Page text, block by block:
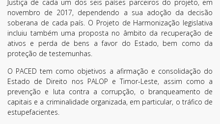
Justiça de cada um dos seis países parceiros do projeto, em
novembro de 2017, dependendo a sua adoção da decisão
soberana de cada país. O Projeto de Harmonização legislativa
incluiu também uma proposta no âmbito da recuperação de
ativos e perda de bens a favor do Estado, bem como da
proteção de testemunhas.
O PACED tem como objetivos a afirmação e consolidação do
Estado de Direito nos PALOP e Timor-Leste, assim como a
prevenção e luta contra a corrupção, o branqueamento de
capitais e a criminalidade organizada, em particular, o tráfico de
estupefacientes.